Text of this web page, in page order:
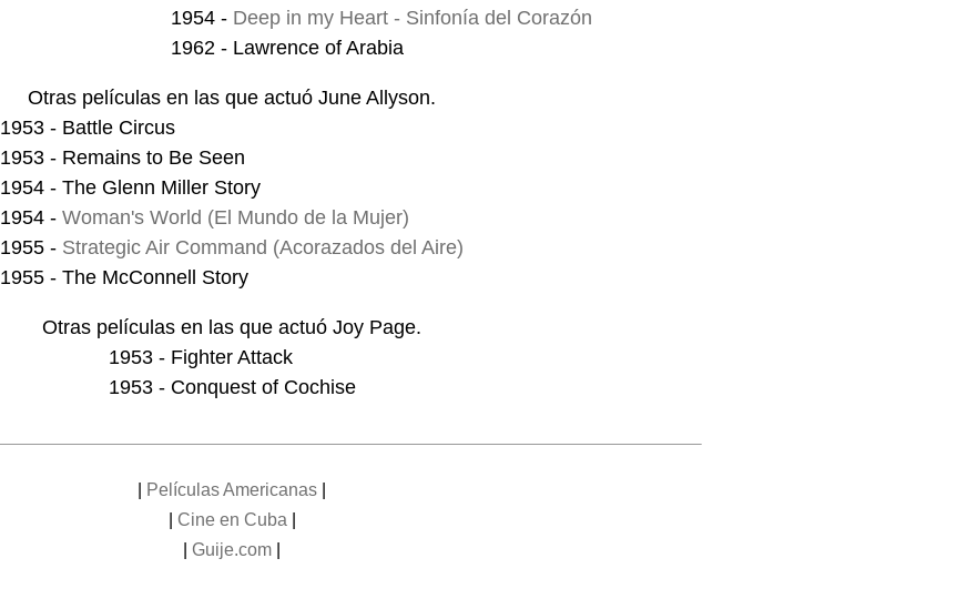
1954 - Deep in my Heart - Sinfonía del Corazón
1962 - Lawrence of Arabia
Otras películas en las que actuó June Allyson.
1953 - Battle Circus
1953 - Remains to Be Seen
1954 - The Glenn Miller Story
1954 - Woman's World (El Mundo de la Mujer)
1955 - Strategic Air Command (Acorazados del Aire)
1955 - The McConnell Story
Otras películas en las que actuó Joy Page.
1953 - Fighter Attack
1953 - Conquest of Cochise
Películas Americanas
Cine en Cuba
Guije.com